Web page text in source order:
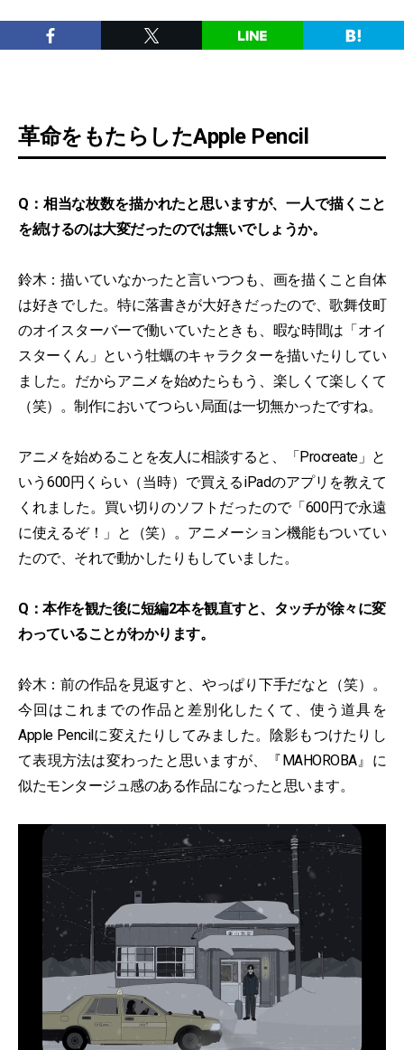
革命をもたらしたApple Pencil
Q：相当な枚数を描かれたと思いますが、一人で描くこと
を続けるのは大変だったのでは無いでしょうか。
鈴木：描いていなかったと言いつつも、画を描くこと自体
は好きでした。特に落書きが大好きだったので、歌舞伎町
のオイスターバーで働いていたときも、暇な時間は「オイ
スターくん」という牡蠣のキャラクターを描いたりしてい
ました。だからアニメを始めたらもう、楽しくて楽しくて
（笑）。制作においてつらい局面は一切無かったですね。
アニメを始めることを友人に相談すると、「Procreate」と
いう600円くらい（当時）で買えるiPadのアプリを教えて
くれました。買い切りのソフトだったので「600円で永遠
に使えるぞ！」と（笑）。アニメーション機能もついてい
たので、それで動かしたりもしていました。
Q：本作を観た後に短編2本を観直すと、タッチが徐々に変
わっていることがわかります。
鈴木：前の作品を見返すと、やっぱり下手だなと（笑）。
今回はこれまでの作品と差別化したくて、使う道具を
Apple Pencilに変えたりしてみました。陰影もつけたりし
て表現方法は変わったと思いますが、『MAHOROBA』に
似たモンタージュ感のある作品になったと思います。